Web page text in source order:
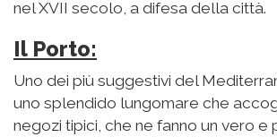
nel XVII secolo, a difesa della città.
Il Porto:
Uno dei più suggestivi del
uno splendido lungomare che
negozi tipici, che ne fanno un vero e